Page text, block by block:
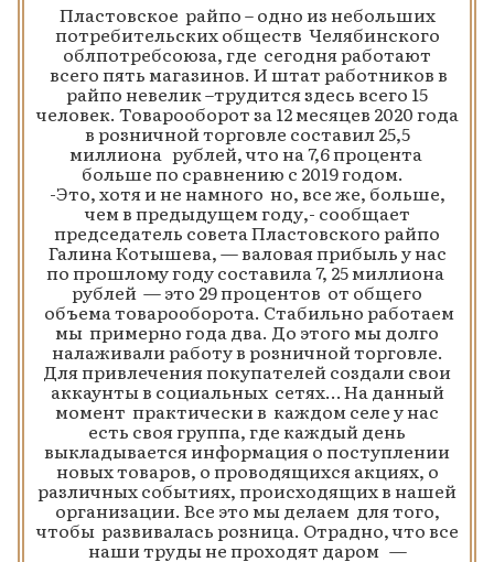
Пластовское райпо – одно из небольших
потребительских обществ Челябинского
облпотребсоюза, где сегодня работают
всего пять магазинов. И штат работников в
райпо невелик –трудится здесь всего 15
человек. Товарооборот за 12 месяцев 2020 года
в розничной торговле составил 25,5
миллиона рублей, что на 7,6 процента
больше по сравнению с 2019 годом.
-Это, хотя и не намного но, все же, больше,
чем в предыдущем году,- сообщает
председатель совета Пластовского райпо
Галина Котышева, — валовая прибыль у нас
по прошлому году составила 7, 25 миллиона
рублей — это 29 процентов от общего
объема товарооборота. Стабильно работаем
мы примерно года два. До этого мы долго
налаживали работу в розничной торговле.
Для привлечения покупателей создали свои
аккаунты в социальных сетях… На данный
момент практически в каждом селе у нас
есть своя группа, где каждый день
выкладывается информация о поступлении
новых товаров, о проводящихся акциях, о
различных событиях, происходящих в нашей
организации. Все это мы делаем для того,
чтобы развивалась розница. Отрадно, что все
наши труды не проходят даром —